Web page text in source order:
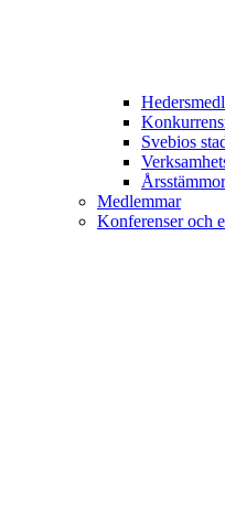
Svebios
Årsstämmor
Medlemmar
Konferenser och